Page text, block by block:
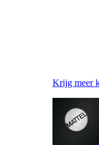
Krijg meer